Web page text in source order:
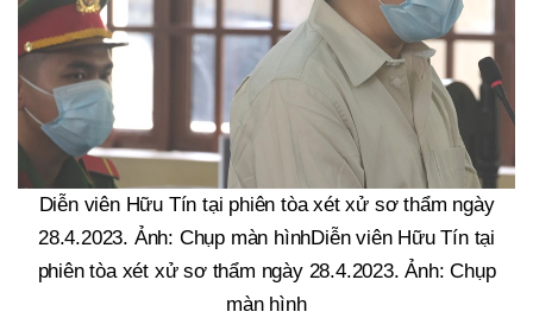
Diễn viên Hữu Tín tại phiên tòa xét xử sơ thẩm ngày
28.4.2023. Ảnh: Chụp màn hìnhDiễn viên Hữu Tín tại
phiên tòa xét xử sơ thẩm ngày 28.4.2023. Ảnh: Chụp
màn hình